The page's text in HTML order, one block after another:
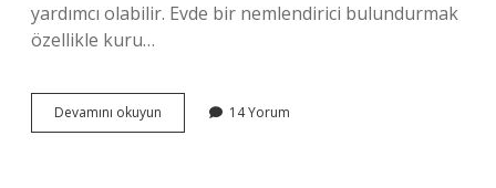
yardımcı olabilir. Evde bir nemlendirici bulundurmak
özellikle kuru…
Devamını okuyun
Nefesi
14 Yorum